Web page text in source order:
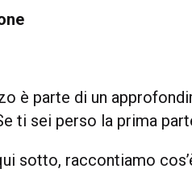
è parte di un
ti sei perso la prima
sotto, raccontiamo